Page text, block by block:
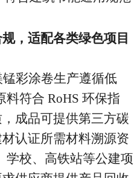
，适配各类绿色项目
彩涂卷生产遵循低
料符合 RoHS 环保指
成品可提供第三方碳
认证所需材料溯源资
学校、高铁站等公建项